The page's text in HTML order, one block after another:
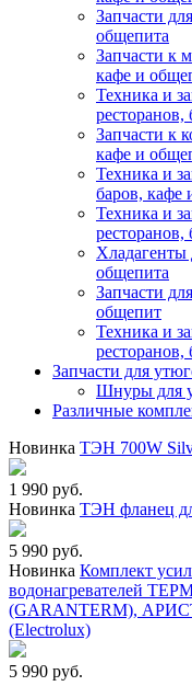
Запчасти
общепита
Запчасти к
кафе и
Техника и
Запчасти к
кафе и
Техника и
баров, кафе
Техника и
Хладагенты
общепита
Запчасти
общепит
Техника и
Запчасти для
Шнуры для
Различные
Новинка ТЭН 700W
1 990 руб.
Новинка ТЭН фланец
5 990 руб.
Новинка Комплект
водонагревателей
(GARANTERM),
(Electrolux)
5 990 руб.